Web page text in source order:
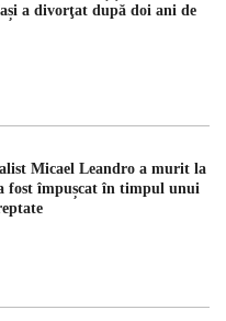
a divorţat după doi ani de
Micael Leandro a murit la
fost împușcat în timpul unui